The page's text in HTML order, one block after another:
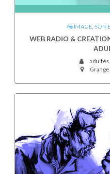
IMAGE, SON
WEB RADIO &
adultes